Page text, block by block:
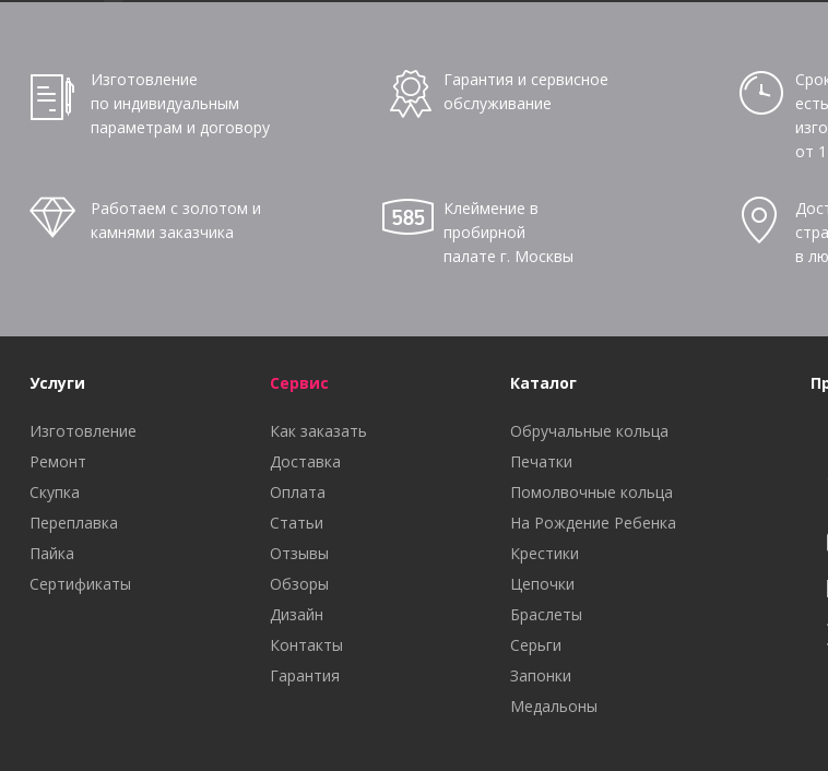
Изготовление
по индивидуальным
параметрам и договору
Гарантия и сервисное
обслуживание
от
Работаем с золотом и
камнями заказчика
Клеймение в
пробирной
палате г. Москвы
в
Услуги
Изготовление
Ремонт
Скупка
Переплавка
Пайка
Сертификаты
Сервис
Как заказать
Доставка
Оплата
Статьи
Отзывы
Обзоры
Дизайн
Контакты
Гарантия
Каталог
Обручальные кольца
Печатки
Помолвочные кольца
На Рождение Ребенка
Крестики
Цепочки
Браслеты
Серьги
Запонки
Медальоны